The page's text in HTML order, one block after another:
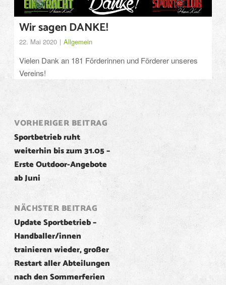
Wir sagen DANKE!
22. Mai 2020 Allgemein
Vielen Dank an 181 Förderinnen und Förderer unseres
Vereins!
Post
navigation
VORHERIGER BEITRAG
Sportbetrieb ruht
weiterhin bis zum 31.05 –
Erste Outdoor-Angebote
ab Juni
NÄCHSTER BEITRAG
Update Sportbetrieb –
Handballer/innen
trainieren wieder, großer
Restart aller Abteilungen
nach den Sommerferien